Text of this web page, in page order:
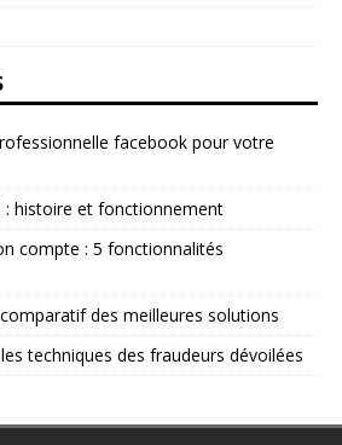
facebook pour votre
histoire et fonctionnement
compte : 5 fonctionnalités
des meilleures solutions
techniques des fraudeurs dévoilées